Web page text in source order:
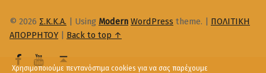
© 2026 Σ.Κ.Κ.Α. | Using Modern WordPress theme. | ΠΟΛΙΤΙΚΗ
ΑΠΟΡΡΗΤΟΥ | Back to top ↑
Χρησιμοποιούμε πεντανόστιμα cookies για να σας παρέχουμε